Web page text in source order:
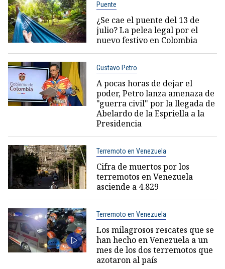
Puente
¿Se cae el puente del 13 de
julio? La pelea legal por el
nuevo festivo en Colombia
Gustavo Petro
A pocas horas de dejar el
poder, Petro lanza amenaza de
"guerra civil" por la llegada de
Abelardo de la Espriella a la
Presidencia
Terremoto en Venezuela
Cifra de muertos por los
terremotos en Venezuela
asciende a 4.829
Terremoto en Venezuela
Los milagrosos rescates que se
han hecho en Venezuela a un
mes de los dos terremotos que
azotaron al país